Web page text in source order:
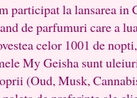
la lansarea in
de parfumuri care a
celor 1001 de
My Geisha sunt
(Oud, Musk,